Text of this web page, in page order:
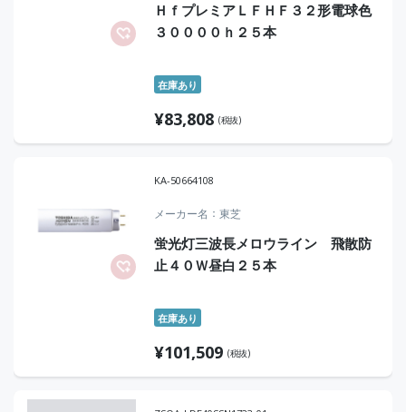
ＨｆプレミアＬＦＨＦ３２形電球色
３００００ｈ２５本
在庫あり
¥83,808 (税抜)
KA-50664108
メーカー名 東芝
蛍光灯三波長メロウライン 飛散防
止４０Ｗ昼白２５本
在庫あり
¥101,509 (税抜)